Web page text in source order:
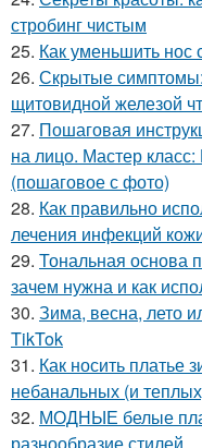
стробинг чистым
25. Как уменьшить нос
26. Скрытые симптомы:
щитовидной железой
27. Пошаговая
на лицо. Мастер
(пошаговое с фото)
28. Как правильно
лечения инфекций
29. Тональная основа
зачем нужна и как
30. Зима, весна, лето
TikTok
31. Как носить платье
небанальных (и
32. МОДНЫЕ белые